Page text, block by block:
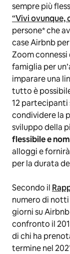
sempre più
“Vivi ovunque,
persone* che
case Airbnb
Zoom
famiglia per
imparare una
tutto è
12 partecipanti
condividere la
sviluppo della
flessibile e
alloggi e
per la durata
Secondo il
numero di
giorni su
confronto il
di chi ha
termine nel